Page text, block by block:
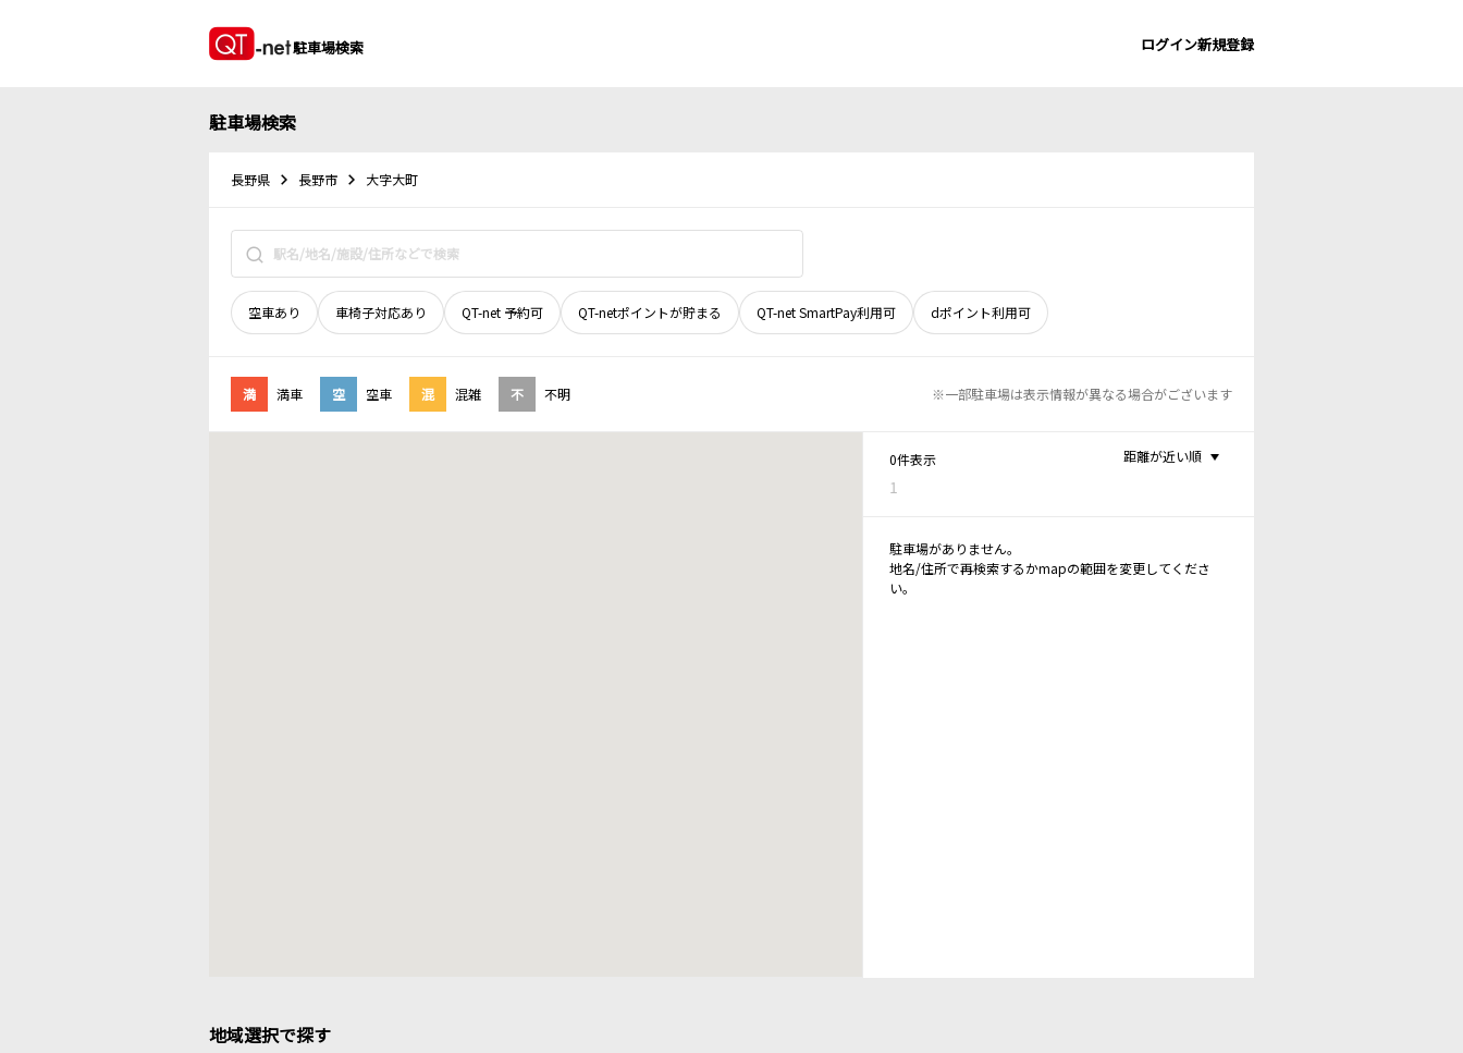
駐車場検索 ログイン新規登録
駐車場検索
長野県 長野市 大字大町
空車あり 車椅子対応あり QT-net 予約可 QT-netポイントが貯まる QT-net SmartPay利用可 dポイント利用可
満 満車 空 空車 混 混雑 不 不明 ※一部駐車場は表示情報が異なる場合がございます
0件表示
1
距離が近い順
駐車場がありません。
地名/住所で再検索するかmapの範囲を変更してくださ
い。
地域選択で探す